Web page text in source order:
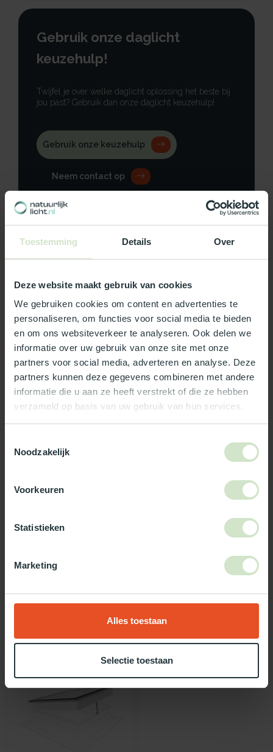
Toestemming Details Over
Deze website maakt gebruik van cookies
We gebruiken cookies om content en advertenties te
personaliseren, om functies voor social media te bieden
en om ons websiteverkeer te analyseren. Ook delen we
informatie over uw gebruik van onze site met onze
partners voor social media, adverteren en analyse. Deze
partners kunnen deze gegevens combineren met andere
informatie die u aan ze heeft verstrekt of die ze hebben
verzameld op basis van uw gebruik van hun services.
Noodzakelijk
Voorkeuren
Statistieken
Marketing
Alles toestaan
Selectie toestaan
Gebruik onze daglicht
keuzehulp!
Twijfel je over welke daglicht oplossing het beste bij
jou past? Gebruik dan onze daglicht keuzehulp!
Gebruik onze keuzehulp
Neem contact op
Specificaties
Reviews
Wat ons écht bijzonder maakt:
Officieel Skylux dealer!
Gratis bezorging in Nederland, m.u.v. de Waddeneilanden
99% uit voorraad leverbaar
3-5 werkdagen levertijd
Maak jouw bestelling compleet!
TypeError: Failed to fetch
https://www.natuurlijklicht.nl/platdakramen/wanden/3-
Gebruik onze daglicht keuzehulp!
Twijfel je over welke daglicht oplossing het beste bij jou past?
Recent bekeken